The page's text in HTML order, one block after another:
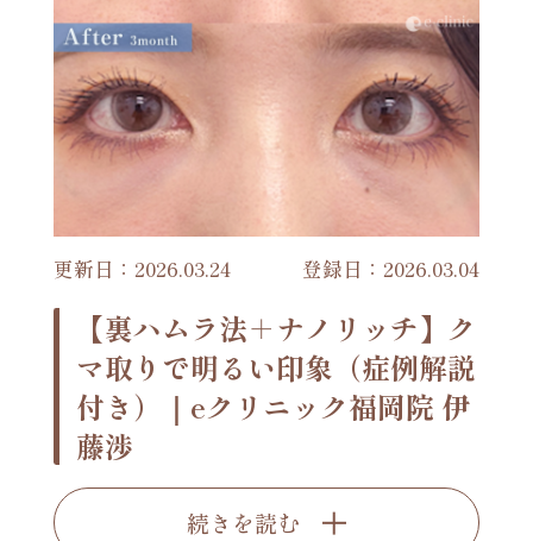
更新日：2026.03.24 登録日：2026.03.04
【裏ハムラ法＋ナノリッチ】ク
マ取りで明るい印象（症例解説
付き）｜eクリニック福岡院 伊
藤渉
続きを読む